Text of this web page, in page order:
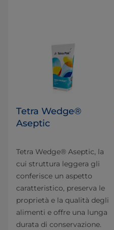
Tetra Wedge®
Aseptic
Tetra Wedge® Aseptic, la
cui struttura leggera gli
conferisce un aspetto
caratteristico, preserva le
proprietà e la qualità degli
alimenti e offre una lunga
durata di conservazione.